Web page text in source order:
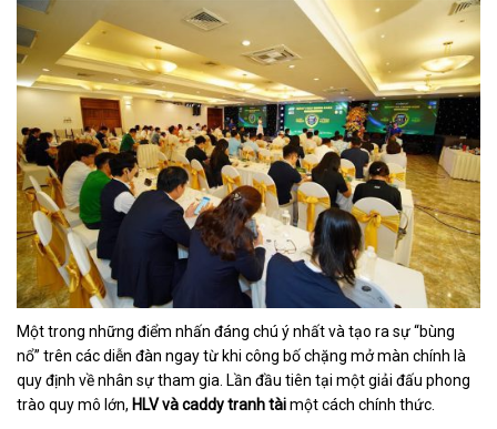
Một trong những điểm nhấn đáng chú ý nhất và tạo ra sự “bùng
nổ” trên các diễn đàn ngay từ khi công bố chặng mở màn chính là
quy định về nhân sự tham gia. Lần đầu tiên tại một giải đấu phong
trào quy mô lớn, HLV và caddy tranh tàimột cách chính thức.